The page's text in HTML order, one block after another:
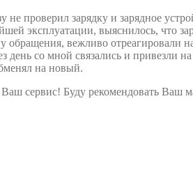
проверил зарядку и зарядное
эксплуатации, выяснилось, что
обращения, вежливо отреагировали
день со мной связались и привезли
на новый.
сервис! Буду рекомендовать Ваш